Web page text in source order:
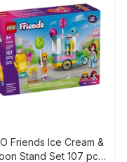
Friends Ice Cream &
Stand Set 107 pcs